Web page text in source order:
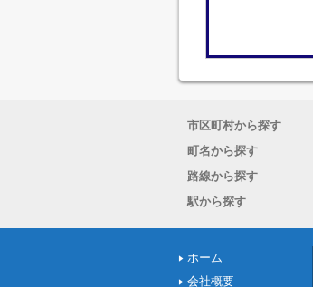
市区町村から探す
町名から探す
路線から探す
駅から探す
ホーム
会社概要